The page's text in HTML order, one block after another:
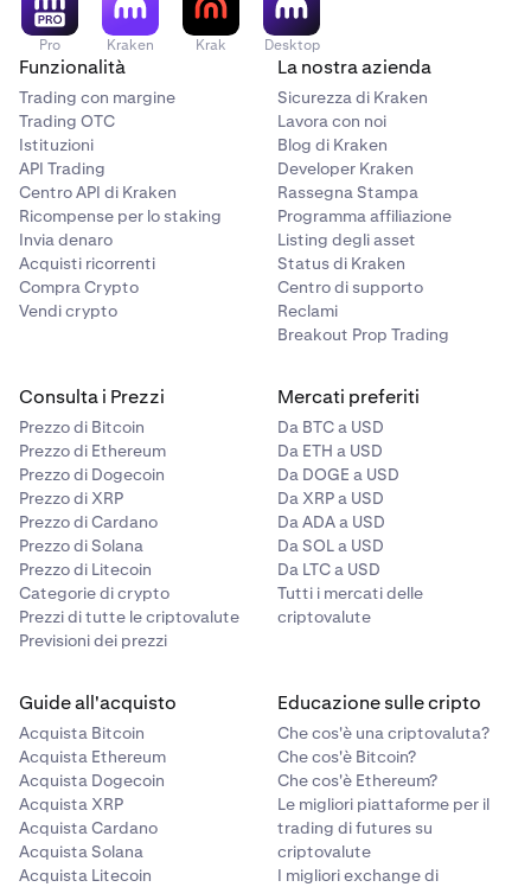
Pro Kraken Krak Desktop
Funzionalità
Trading con margine
Trading OTC
Istituzioni
API Trading
Centro API di Kraken
Ricompense per lo staking
Invia denaro
Acquisti ricorrenti
Compra Crypto
Vendi crypto
La nostra azienda
Sicurezza di Kraken
Lavora con noi
Blog di Kraken
Developer Kraken
Rassegna Stampa
Programma affiliazione
Listing degli asset
Status di Kraken
Centro di supporto
Reclami
Breakout Prop Trading
Consulta i Prezzi
Prezzo di Bitcoin
Prezzo di Ethereum
Prezzo di Dogecoin
Prezzo di XRP
Prezzo di Cardano
Prezzo di Solana
Prezzo di Litecoin
Categorie di crypto
Prezzi di tutte le criptovalute
Previsioni dei prezzi
Mercati preferiti
Da BTC a USD
Da ETH a USD
Da DOGE a USD
Da XRP a USD
Da ADA a USD
Da SOL a USD
Da LTC a USD
Tutti i mercati delle
criptovalute
Guide all'acquisto
Acquista Bitcoin
Acquista Ethereum
Acquista Dogecoin
Acquista XRP
Acquista Cardano
Acquista Solana
Acquista Litecoin
Educazione sulle cripto
Che cos'è una criptovaluta?
Che cos'è Bitcoin?
Che cos'è Ethereum?
Le migliori piattaforme per il
trading di futures su
criptovalute
I migliori exchange di